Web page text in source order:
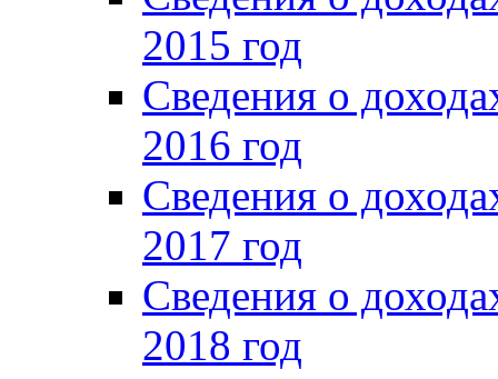
2015 год
Сведения о
2016 год
Сведения о
2017 год
Сведения о
2018 год